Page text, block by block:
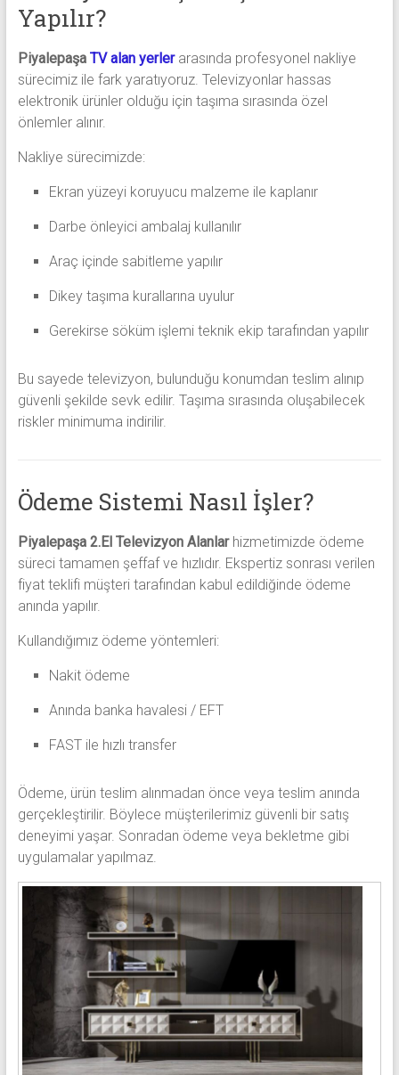
Yapılır?
Piyalepaşa TV alan yerlerarasında profesyonel nakliye
sürecimiz ile fark yaratıyoruz. Televizyonlar hassas
elektronik ürünler olduğu için taşıma sırasında özel
önlemler alınır.
Nakliye sürecimizde:
Ekran yüzeyi koruyucu malzeme ile kaplanır
Darbe önleyici ambalaj kullanılır
Araç içinde sabitleme yapılır
Dikey taşıma kurallarına uyulur
Gerekirse söküm işlemi teknik ekip tarafından yapılır
Bu sayede televizyon, bulunduğu konumdan teslim alınıp
güvenli şekilde sevk edilir. Taşıma sırasında oluşabilecek
riskler minimuma indirilir.
Ödeme Sistemi Nasıl İşler?
Piyalepaşa 2.El Televizyon Alanlarhizmetimizde ödeme
süreci tamamen şeffaf ve hızlıdır. Ekspertiz sonrası verilen
fiyat teklifi müşteri tarafından kabul edildiğinde ödeme
anında yapılır.
Kullandığımız ödeme yöntemleri:
Nakit ödeme
Anında banka havalesi / EFT
FAST ile hızlı transfer
Ödeme, ürün teslim alınmadan önce veya teslim anında
gerçekleştirilir. Böylece müşterilerimiz güvenli bir satış
deneyimi yaşar. Sonradan ödeme veya bekletme gibi
uygulamalar yapılmaz.